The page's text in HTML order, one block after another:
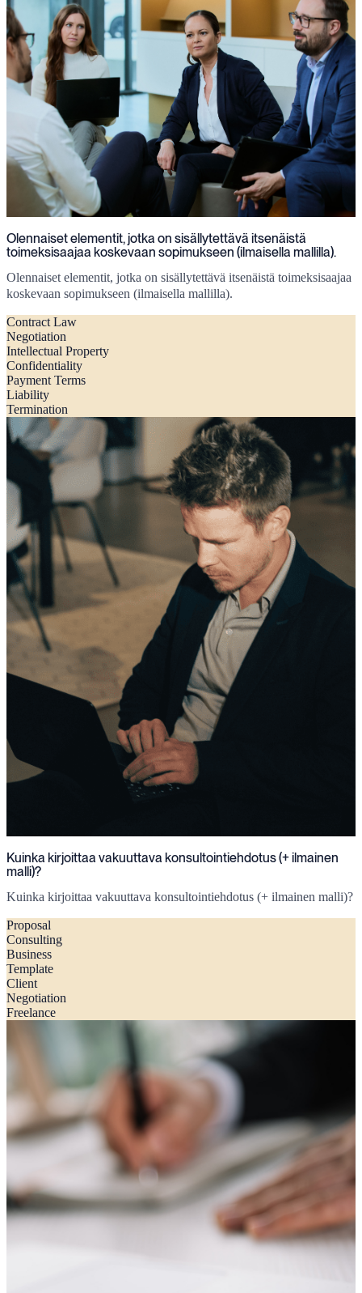
Olennaiset elementit, jotka on sisällytettävä itsenäistä
toimeksisaajaa koskevaan sopimukseen (ilmaisella mallilla).
Olennaiset elementit, jotka on sisällytettävä itsenäistä toimeksisaajaa
koskevaan sopimukseen (ilmaisella mallilla).
Contract Law
Negotiation
Intellectual Property
Confidentiality
Payment Terms
Liability
Termination
Kuinka kirjoittaa vakuuttava konsultointiehdotus (+ ilmainen
malli)?
Kuinka kirjoittaa vakuuttava konsultointiehdotus (+ ilmainen malli)?
Proposal
Consulting
Business
Template
Client
Negotiation
Freelance